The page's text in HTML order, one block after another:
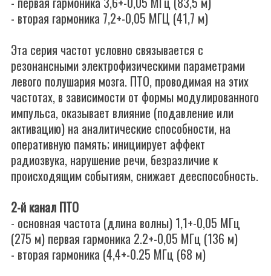
- вторая гармоника 7,2+-0,05 МГЦ (41,7 м)
Эта серия частот условно связывается с
резонансными электрофизическими параметрами
левого полушария мозга. ПТО, проводимая на этих
частотах, в зависимости от формы модулированного
импульса, оказывает влияние (подавление или
активацию) на аналитические способности, на
оперативную память; инициирует аффект
радиозвука, нарушение речи, безразличие к
происходящим событиям, снижает дееспособность.
2-й канал ПТО
- основная частота (длина волны) 1,1+-0,05 МГц
(275 м) первая гармоника 2.2+-0,05 МГц (136 м)
- вторая гармоника (4,4+-0.25 МГц (68 м)